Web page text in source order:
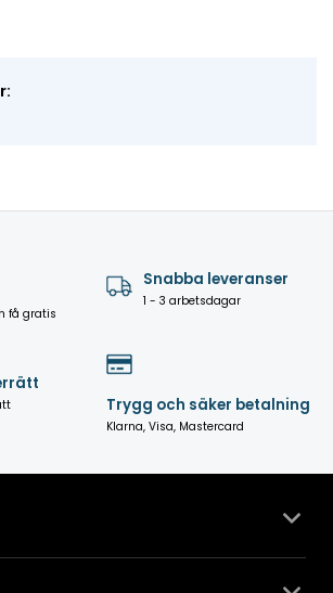
få gratis
Snabba leveranser
1 - 3 arbetsdagar
Trygg och säker betalning
Klarna, Visa, Mastercard